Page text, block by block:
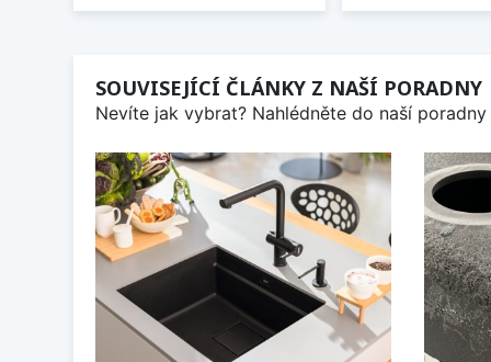
SOUVISEJÍCÍ ČLÁNKY Z NAŠÍ PORADNY
Nevíte jak vybrat? Nahlédněte do naší